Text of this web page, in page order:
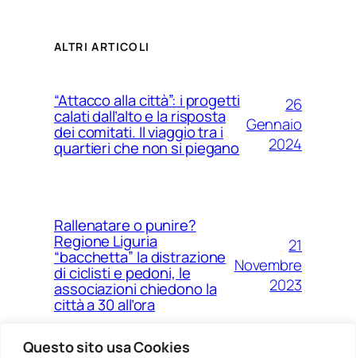
Questo sito usa Cookies
ALTRI ARTICOLI
“Attacco alla città”: i progetti
calati dall’alto e la risposta
dei comitati. Il viaggio tra i
quartieri che non si piegano
26
Gennaio
2024
Rallenatare o punire?
Regione Liguria
“bacchetta” la distrazione
di ciclisti e pedoni, le
associazioni chiedono la
città a 30 all’ora
21
Novembre
2023